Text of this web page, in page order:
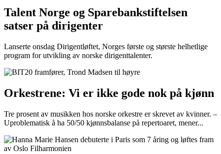
Talent Norge og Sparebankstiftelsen
satser på dirigenter
Lanserte onsdag Dirigentløftet, Norges første og største helhetlige
program for utvikling av norske dirigenttalenter.
Orkestrene: Vi er ikke gode nok på kjønn
Tre prosent av musikken hos norske orkestre er skrevet av kvinner. –
Uproblematisk å ha 50/50 kjønnsbalanse på repertoaret, mener...